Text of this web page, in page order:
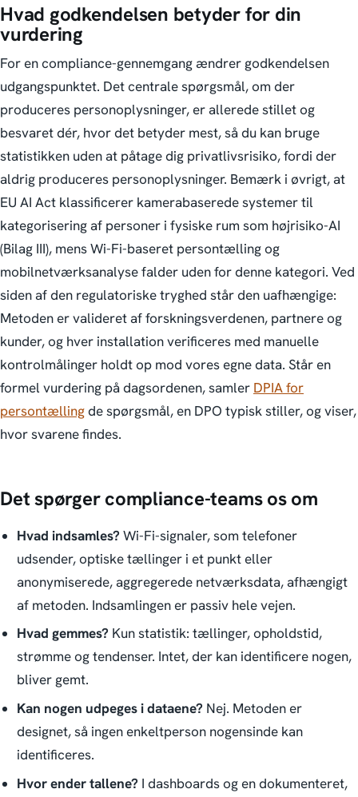
Hvad godkendelsen betyder for din
vurdering
For en compliance-gennemgang ændrer godkendelsen
udgangspunktet. Det centrale spørgsmål, om der
produceres personoplysninger, er allerede stillet og
besvaret dér, hvor det betyder mest, så du kan bruge
statistikken uden at påtage dig privatlivsrisiko, fordi der
aldrig produceres personoplysninger. Bemærk i øvrigt, at
EU AI Act klassificerer kamerabaserede systemer til
kategorisering af personer i fysiske rum som højrisiko-AI
(Bilag III), mens Wi-Fi-baseret persontælling og
mobilnetværksanalyse falder uden for denne kategori. Ved
siden af den regulatoriske tryghed står den uafhængige:
Metoden er valideret af forskningsverdenen, partnere og
kunder, og hver installation verificeres med manuelle
kontrolmålinger holdt op mod vores egne data. Står en
formel vurdering på dagsordenen, samler DPIA for
persontællingde spørgsmål, en DPO typisk stiller, og viser,
hvor svarene findes.
Det spørger compliance-teams os om
Hvad indsamles? Wi-Fi-signaler, som telefoner
udsender, optiske tællinger i et punkt eller
anonymiserede, aggregerede netværksdata, afhængigt
af metoden. Indsamlingen er passiv hele vejen.
Hvad gemmes? Kun statistik: tællinger, opholdstid,
strømme og tendenser. Intet, der kan identificere nogen,
bliver gemt.
Kan nogen udpeges i dataene? Nej. Metoden er
designet, så ingen enkeltperson nogensinde kan
identificeres.
Hvor ender tallene? I dashboards og en dokumenteret,